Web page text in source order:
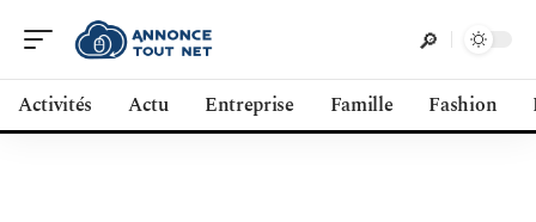
Activités Actu Entreprise Famille Fashion